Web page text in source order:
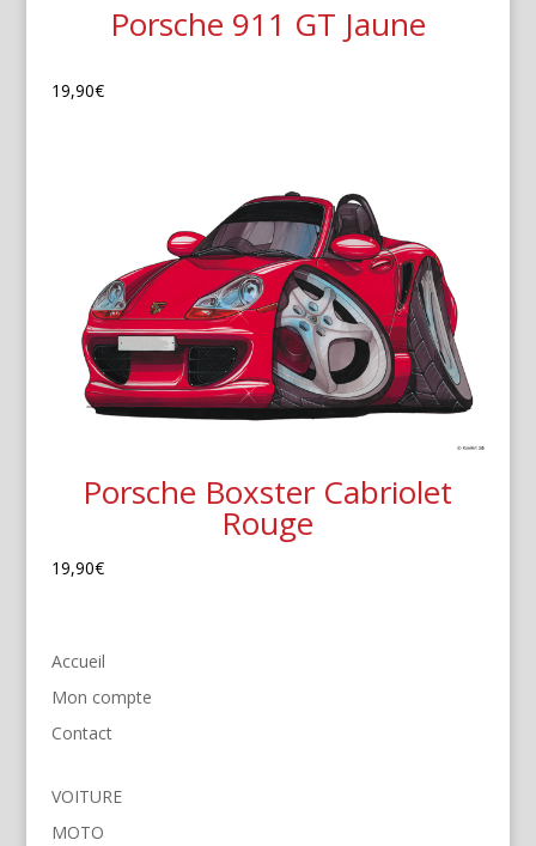
Porsche 911 GT Jaune
19,90€
Porsche Boxster Cabriolet
Rouge
19,90€
Accueil
Mon compte
Contact
VOITURE
MOTO